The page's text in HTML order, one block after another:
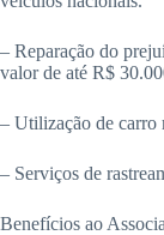
– Reparação do
valor de até R$
– Utilização de carro
– Serviços de
Benefícios ao